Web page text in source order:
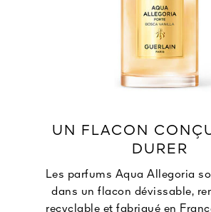
UN FLACON
DURER
Les parfums Aqua Allegoria
dans un flacon dévissable,
recyclable et fabriqué en